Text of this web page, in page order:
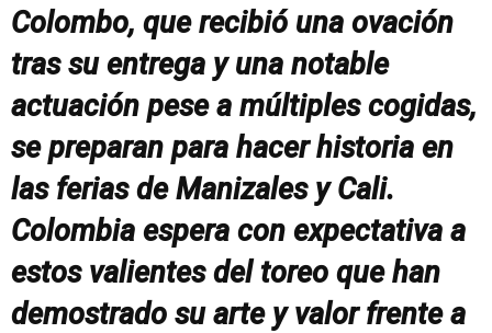
Colombo, que recibió una ovación
tras su entrega y una notable
actuación pese a múltiples cogidas,
se preparan para hacer historia en
las ferias de Manizales y Cali.
Colombia espera con expectativa a
estos valientes del toreo que han
demostrado su arte y valor frente a